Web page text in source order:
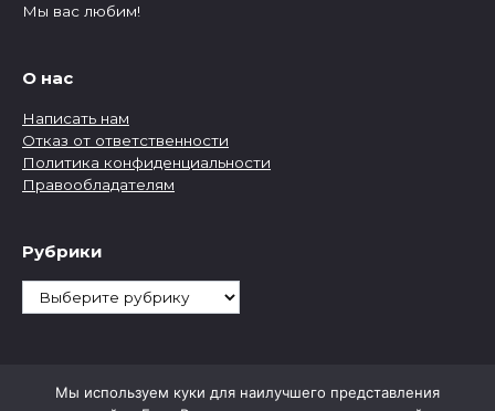
Мы вас любим!
О нас
Написать нам
Отказ от ответственности
Политика конфиденциальности
Правообладателям
Рубрики
Рубрики
Мы используем куки для наилучшего представления